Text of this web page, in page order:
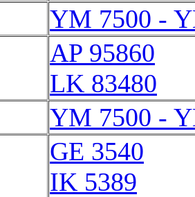
YM 7500 -
AP 95860
LK 83480
YM 7500 -
GE 3540
IK 5389